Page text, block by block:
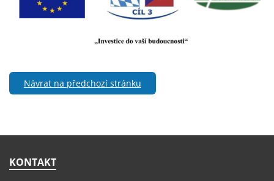
Návrat na předchozí stránku
KONTAKT